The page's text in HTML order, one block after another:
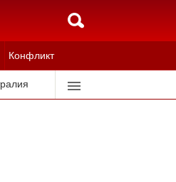
Конфликт
е ясно